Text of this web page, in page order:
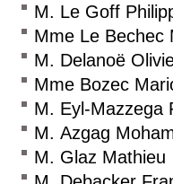
M. Le Goff
Mme Le Bechec
M. Delanoë
Mme Bozec
M. Eyl-Mazzega
M. Azgag
M. Glaz Mathieu